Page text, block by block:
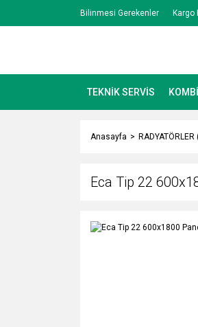
Bilinmesi Gerekenler Kargo
TEKNİK SERVİS KOMBİ
Anasayfa RADYATÖRLER
Eca Tip 22